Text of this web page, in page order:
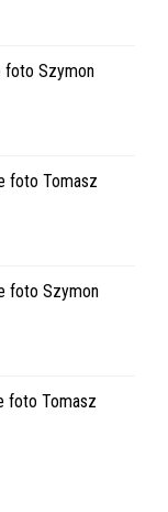
foto Szymon
foto Tomasz
foto Szymon
foto Tomasz